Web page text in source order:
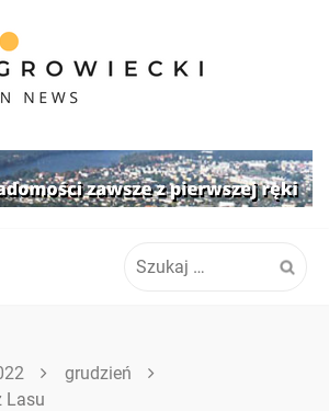
grudzień
Lasu